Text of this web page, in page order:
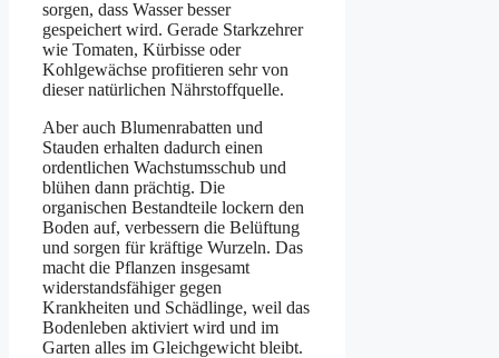
sorgen, dass Wasser besser
gespeichert wird. Gerade Starkzehrer
wie Tomaten, Kürbisse oder
Kohlgewächse profitieren sehr von
dieser natürlichen Nährstoffquelle.
Aber auch Blumenrabatten und
Stauden erhalten dadurch einen
ordentlichen Wachstumsschub und
blühen dann prächtig. Die
organischen Bestandteile lockern den
Boden auf, verbessern die Belüftung
und sorgen für kräftige Wurzeln. Das
macht die Pflanzen insgesamt
widerstandsfähiger gegen
Krankheiten und Schädlinge, weil das
Bodenleben aktiviert wird und im
Garten alles im Gleichgewicht bleibt.